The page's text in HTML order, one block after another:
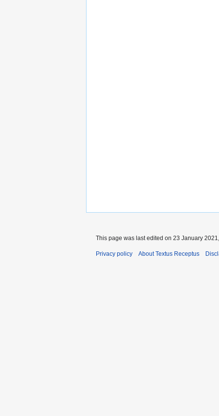
This page was last edited on 23 January
Privacy policy About Textus Receptus